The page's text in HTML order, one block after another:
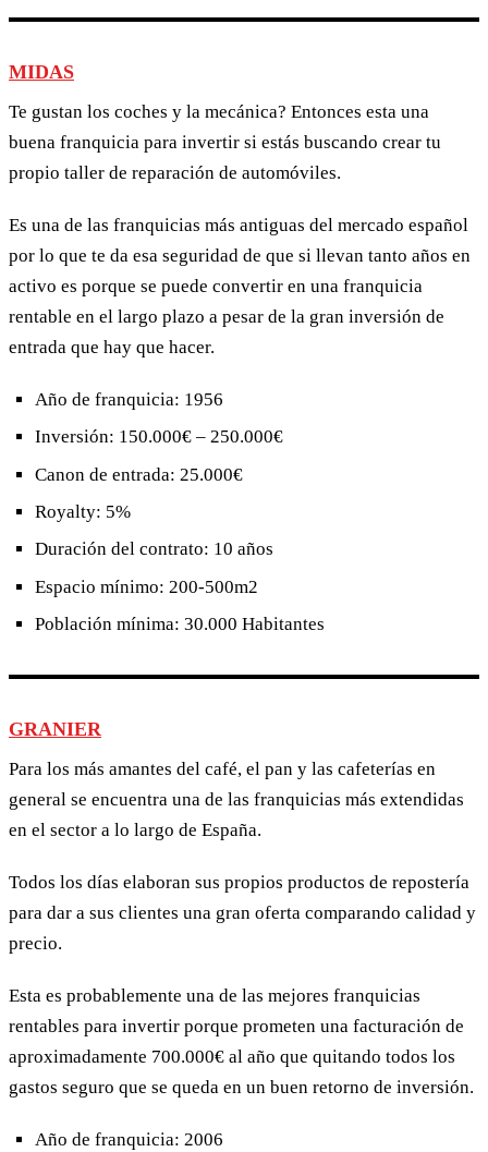
MIDAS
Te gustan los coches y la mecánica? Entonces esta una
buena franquicia para invertir si estás buscando crear tu
propio taller de reparación de automóviles.
Es una de las franquicias más antiguas del mercado español
por lo que te da esa seguridad de que si llevan tanto años en
activo es porque se puede convertir en una franquicia
rentable en el largo plazo a pesar de la gran inversión de
entrada que hay que hacer.
Año de franquicia: 1956
Inversión: 150.000€ – 250.000€
Canon de entrada: 25.000€
Royalty: 5%
Duración del contrato: 10 años
Espacio mínimo: 200-500m2
Población mínima: 30.000 Habitantes
GRANIER
Para los más amantes del café, el pan y las cafeterías en
general se encuentra una de las franquicias más extendidas
en el sector a lo largo de España.
Todos los días elaboran sus propios productos de repostería
para dar a sus clientes una gran oferta comparando calidad y
precio.
Esta es probablemente una de las mejores franquicias
rentables para invertir porque prometen una facturación de
aproximadamente 700.000€ al año que quitando todos los
gastos seguro que se queda en un buen retorno de inversión.
Año de franquicia: 2006